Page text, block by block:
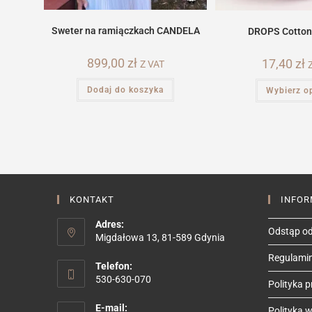
Sweter na ramiączkach CANDELA
899,00 zł Z VAT
Dodaj do koszyka
DROPS
17,40 zł
Wybierz
KONTAKT
Adres:
Migdałowa 13, 81-589 Gdynia
Telefon:
530-630-070
E-mail:
Odstąp
Polityka